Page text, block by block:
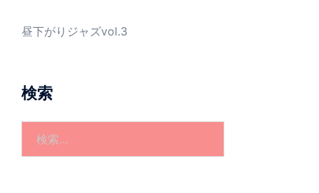
昼下がりジャズvol.3
検索